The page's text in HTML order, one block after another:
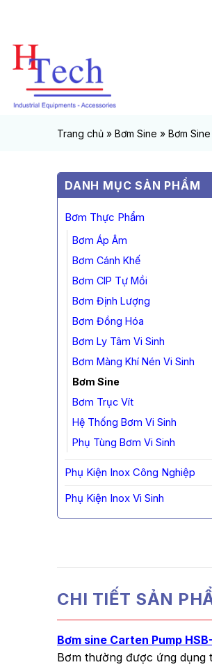
nội
dung
Trang chủ » Bơm Sine » Bơm
DANH MỤC SẢN PHẨM
Bơm Thực Phẩm
Bơm Áp Âm
Bơm Cánh Khế
Bơm CIP Tự Mồi
Bơm Định Lượng
Bơm Đồng Hóa
Bơm Ly Tâm Vi Sinh
Bơm Màng Khí Nén Vi Sinh
Bơm Sine
Bơm Trục Vít
Hệ Thống Bơm Vi Sinh
Phụ Tùng Bơm Vi Sinh
Phụ Kiện Inox Công Nghiệp
Phụ Kiện Inox Vi Sinh
CHI TIẾT SẢN
Bơm sine Carten Pump
Bơm thường được ứng